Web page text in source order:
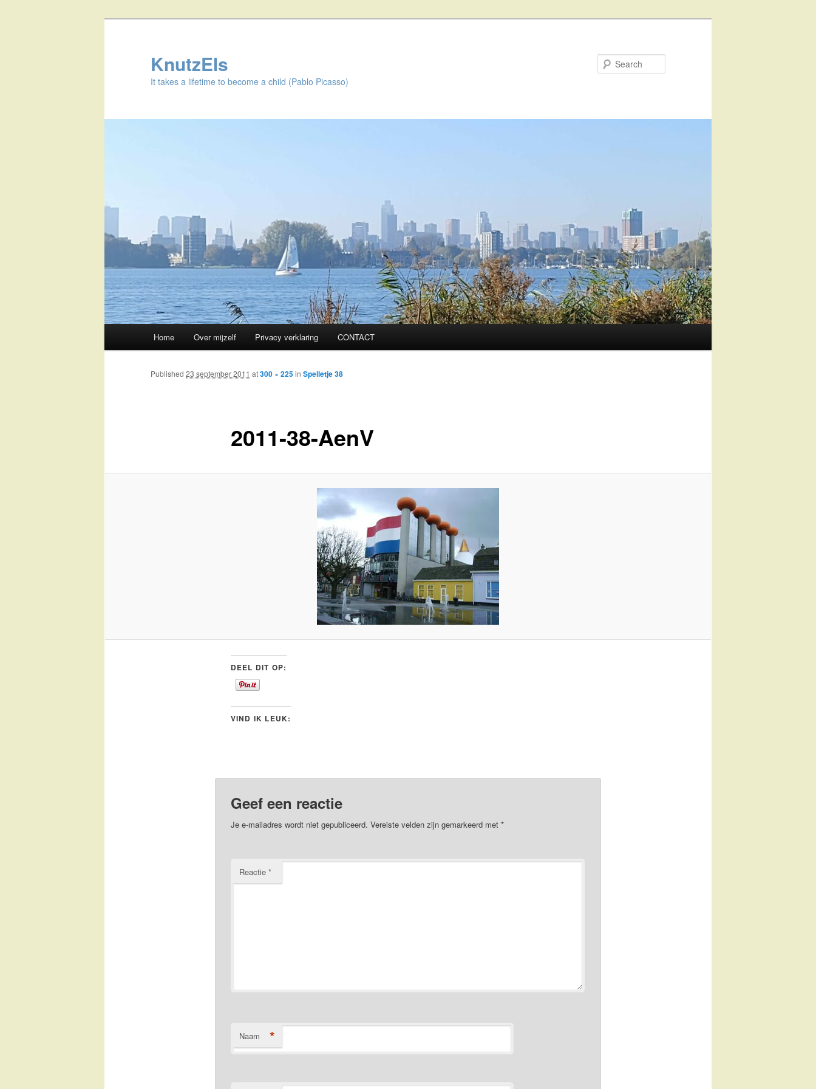
KnutzEls
It takes a lifetime to become a child (Pablo Picasso)
Skip
to
Home Over mijzelf Privacy verklaring CONTACT
2011-38-AenV
Published 23 september 2011 at300 × 225in Spelletje 38
DEEL DIT OP:
VIND IK LEUK:
Geef een reactie
Je e-mailadres wordt niet gepubliceerd. Vereiste velden zijn gemarkeerd met *
Reactie *
Naam *